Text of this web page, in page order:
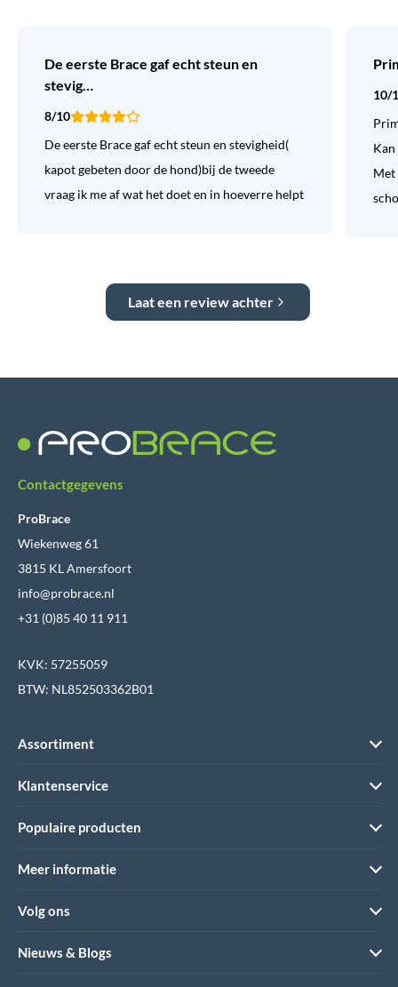
De eerste Brace gaf echt steun en
stevig…
8/10
De eerste Brace gaf echt steun en stevigheid(
kapot gebeten door de hond)bij de tweede
vraag ik me af wat het doet en in hoeverre helpt
10/
Met
Laat een review achter
Contactgegevens
ProBrace
Wiekenweg 61
3815 KL Amersfoort
info@probrace.nl
+31 (0)85 40 11 911
KVK: 57255059
BTW: NL852503362B01
Assortiment
Klantenservice
Populaire producten
Meer informatie
Volg ons
Nieuws & Blogs